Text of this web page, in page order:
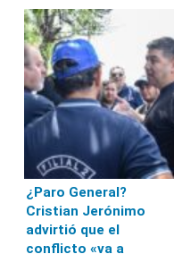
¿Paro General?
Cristian Jerónimo
advirtió que el
conflicto «va a